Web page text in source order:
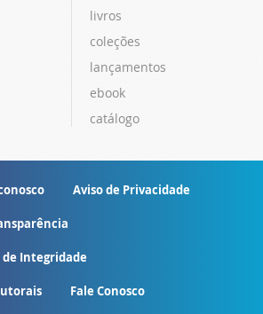
livros
coleções
lançamentos
ebook
catálogo
Aviso de Privacidade
de Integridade
Fale Conosco